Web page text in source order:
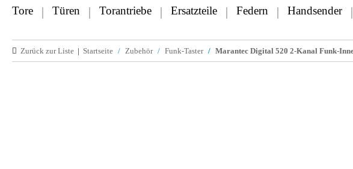
Tore Türen Torantriebe Ersatzteile Federn Handsender
Zurück zur Liste Startseite Zubehör Funk-Taster Marantec Digital 520 2-Kanal Funk-